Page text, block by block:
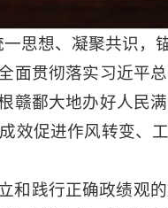
思想、凝聚共识，
面贯彻落实习近平
赣鄱大地办好人民
效促进作风转变、
和践行正确政绩观